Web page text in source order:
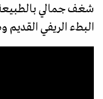
شغف جمالي بالطبيعة،
البطء الريفي القديم